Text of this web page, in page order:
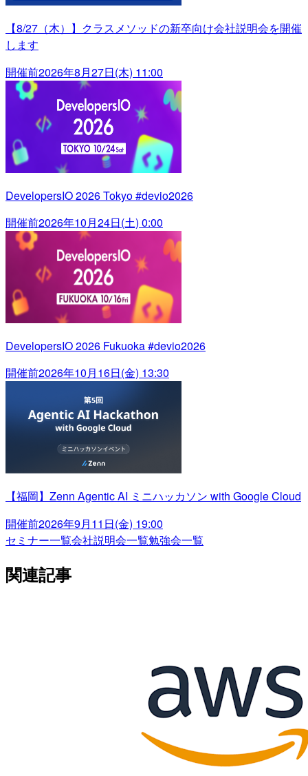
【8/27（木）】クラスメソッドの新卒向け会社説明会を開催
します
開催前2026年8月27日(木) 11:00
DevelopersIO 2026 Tokyo #devio2026
開催前2026年10月24日(土) 0:00
DevelopersIO 2026 Fukuoka #devio2026
開催前2026年10月16日(金) 13:30
【福岡】Zenn Agentic AI ミニハッカソン with Google Cloud
開催前2026年9月11日(金) 19:00
セミナー一覧会社説明会一覧勉強会一覧
関連記事